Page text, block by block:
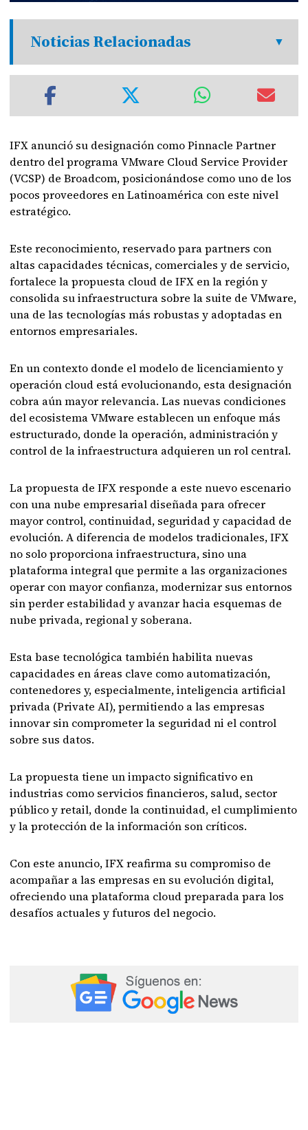
Noticias Relacionadas
IFX anunció su designación como Pinnacle Partner
dentro del programa VMware Cloud Service Provider
(VCSP) de Broadcom, posicionándose como uno de los
pocos proveedores en Latinoamérica con este nivel
estratégico.
Este reconocimiento, reservado para partners con
altas capacidades técnicas, comerciales y de servicio,
fortalece la propuesta cloud de IFX en la región y
consolida su infraestructura sobre la suite de VMware,
una de las tecnologías más robustas y adoptadas en
entornos empresariales.
En un contexto donde el modelo de licenciamiento y
operación cloud está evolucionando, esta designación
cobra aún mayor relevancia. Las nuevas condiciones
del ecosistema VMware establecen un enfoque más
estructurado, donde la operación, administración y
control de la infraestructura adquieren un rol central.
La propuesta de IFX responde a este nuevo escenario
con una nube empresarial diseñada para ofrecer
mayor control, continuidad, seguridad y capacidad de
evolución. A diferencia de modelos tradicionales, IFX
no solo proporciona infraestructura, sino una
plataforma integral que permite a las organizaciones
operar con mayor confianza, modernizar sus entornos
sin perder estabilidad y avanzar hacia esquemas de
nube privada, regional y soberana.
Esta base tecnológica también habilita nuevas
capacidades en áreas clave como automatización,
contenedores y, especialmente, inteligencia artificial
privada (Private AI), permitiendo a las empresas
innovar sin comprometer la seguridad ni el control
sobre sus datos.
La propuesta tiene un impacto significativo en
industrias como servicios financieros, salud, sector
público y retail, donde la continuidad, el cumplimiento
y la protección de la información son críticos.
Con este anuncio, IFX reafirma su compromiso de
acompañar a las empresas en su evolución digital,
ofreciendo una plataforma cloud preparada para los
desafíos actuales y futuros del negocio.